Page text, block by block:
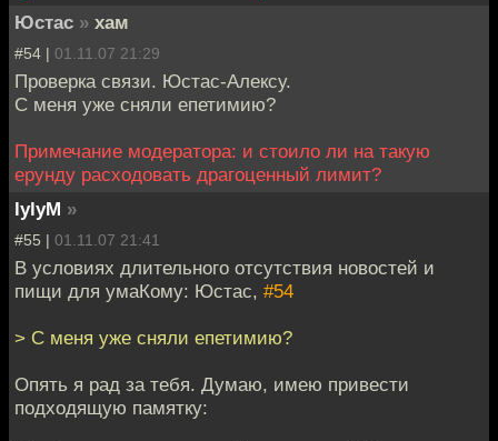
Юстас » хам
#54 | 01.11.07 21:29
Проверка связи. Юстас-Алексу.
С меня уже сняли епетимию?
Примечание модератора: и стоило ли на такую
ерунду расходовать драгоценный лимит?
lylyM »
#55 | 01.11.07 21:41
В условиях длительного отсутствия новостей и
пищи для умаКому: Юстас, #54
> С меня уже сняли епетимию?
Опять я рад за тебя. Думаю, имею привести
подходящую памятку: